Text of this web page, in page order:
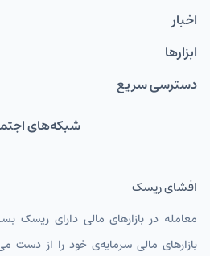
اخبار
ابزارها
دسترسی سریع
شبکه‌های
افشای ریسک
معامله در بازارهای مالی دارای ریسک
بازارهای مالی سرمایه‌ی خود را از